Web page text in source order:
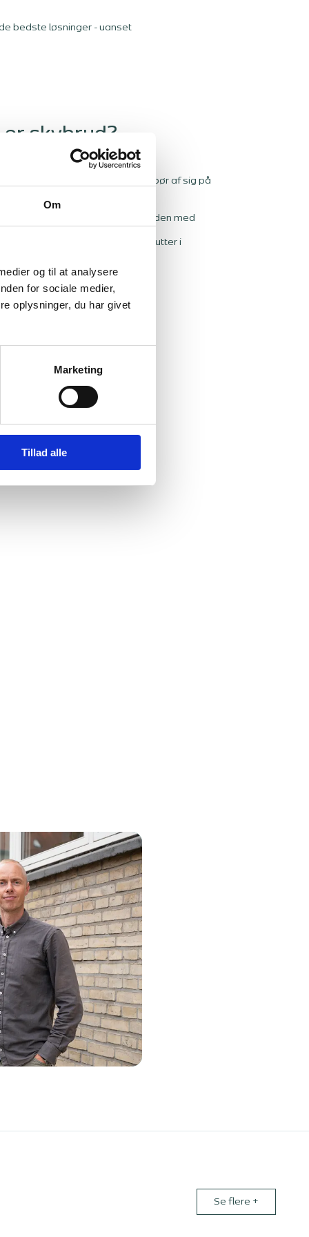
Om
og til at analysere
for sociale medier,
oplysninger, du har givet
Marketing
Tillad alle
bedste løsninger - uanset
skybrud?
der kaster mindst 15 mm nedbør af sig på
og der hører ofte hagl, lyn og torden med
typisk i maj og slutter i
på hyppigere skybrud.
Se flere +